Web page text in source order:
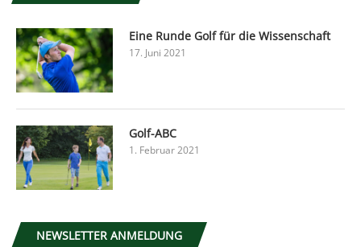
Eine Runde Golf für die Wissenschaft
17. Juni 2021
Golf-ABC
1. Februar 2021
NEWSLETTER ANMELDUNG